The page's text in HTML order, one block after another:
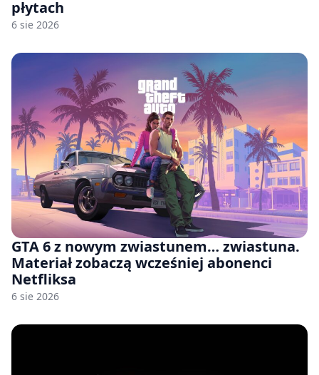
płytach
6 sie 2026
GTA 6 z nowym zwiastunem… zwiastuna.
Materiał zobaczą wcześniej abonenci
Netfliksa
6 sie 2026